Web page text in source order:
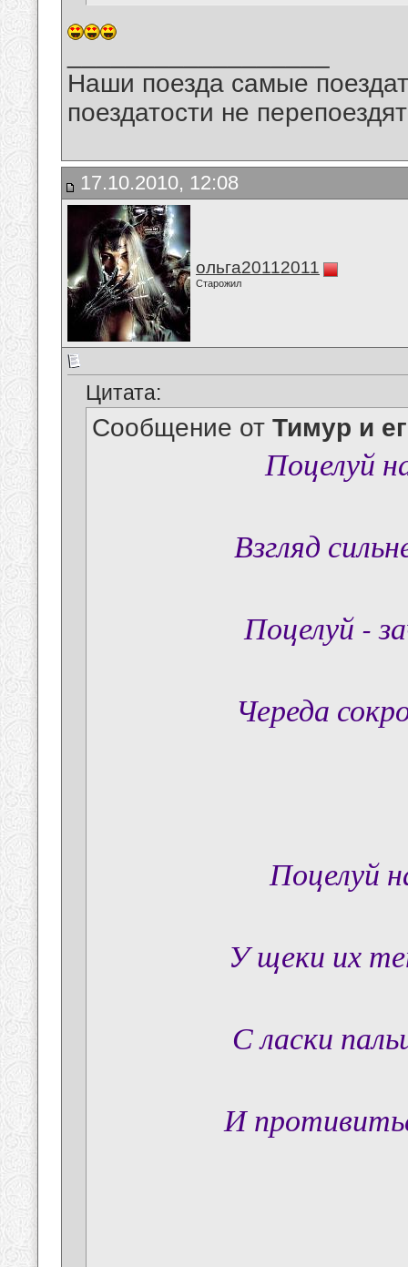
Наши поезда самые
поездатости не
17.10.2010, 12:08
ольга20112011
Старожил
Цитата:
Сообщение от Тимур и
Поцелуй
Взгляд
Поцелуй -
Череда
Поцелуй
У щеки их
С ласки
И